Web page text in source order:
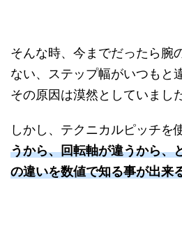
そんな時、今までだったら腕
ない、ステップ幅がいつもと
その原因は漠然としていました
しかし、テクニカルピッチを
うから、回転軸が違うから、
の違いを数値で知る事が出来